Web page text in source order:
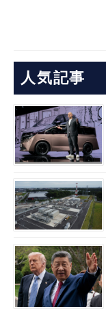
人気記事